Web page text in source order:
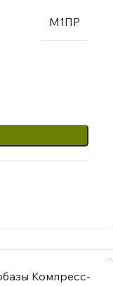
М1ПР
Компресс-